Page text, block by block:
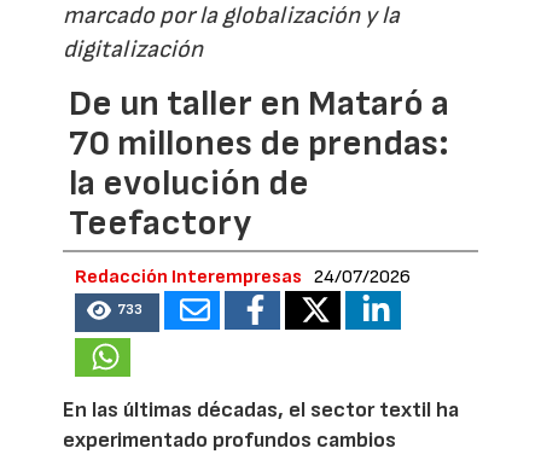
marcado por la globalización y la
digitalización
De un taller en Mataró a
70 millones de prendas:
la evolución de
Teefactory
Redacción Interempresas 24/07/2026
733
En las últimas décadas, el sector textil ha
experimentado profundos cambios